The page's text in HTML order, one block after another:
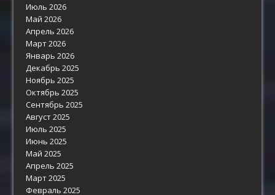
Июль 2026
Май 2026
Апрель 2026
Март 2026
Январь 2026
Декабрь 2025
Ноябрь 2025
Октябрь 2025
Сентябрь 2025
Август 2025
Июль 2025
Июнь 2025
Май 2025
Апрель 2025
Март 2025
Февраль 2025